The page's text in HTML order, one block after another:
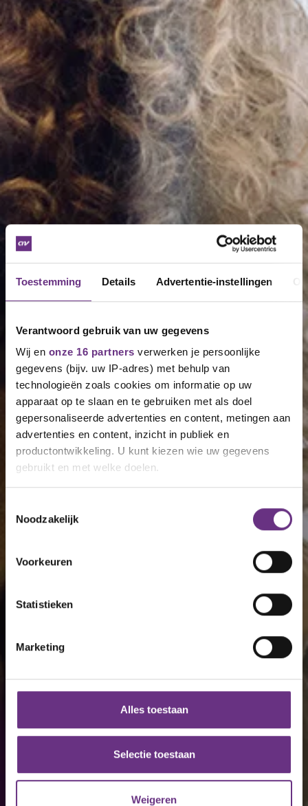
Toestemming Details Advertentie-instellingen
Verantwoord gebruik van uw gegevens
Wij en onze 16 partners verwerken je persoonlijke
gegevens (bijv. uw IP-adres) met behulp van
technologieën zoals cookies om informatie op uw
apparaat op te slaan en te gebruiken met als doel
gepersonaliseerde advertenties en content, metingen aan
advertenties en content, inzicht in publiek en
productontwikkeling. U kunt kiezen wie uw gegevens
gebruikt en met welke doelen.
Informatie verzamelen over uw geografische
Uw apparaat identificeren door het actief te
scannen op specifieke eigenschappen (fingerprinting)
verwerkt en stel uw voorkeuren in het
detailgedeelte in.
en om ons websiteverkeer te analyseren. Ook delen we
partners voor social media, adverteren en analyse. Deze
partners kunnen deze gegevens combineren met andere
informatie die u aan ze heeft verstrekt of die ze hebben
verzameld op basis van uw gebruik van hun services.
Noodzakelijk
Voorkeuren
Statistieken
Marketing
Alles toestaan
Selectie toestaan
Weigeren